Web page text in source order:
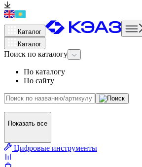
Каталог
Каталог
Поиск по каталогу
По каталогу
По сайту
Показать все
Цифровые инструменты